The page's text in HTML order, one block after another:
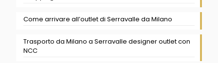
Come arrivare all’outlet di Serravalle da Milano
Trasporto da Milano a Serravalle designer outlet con
NCC